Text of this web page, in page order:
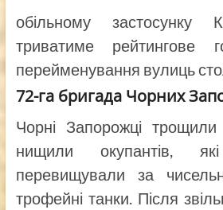
обільному застосунку
триватиме рейтингове
перейменування вулиць
72-га бригада Чорних
Чорні Запорожці
нищили окупантів, які
перевищували за
трофейні танки. Після